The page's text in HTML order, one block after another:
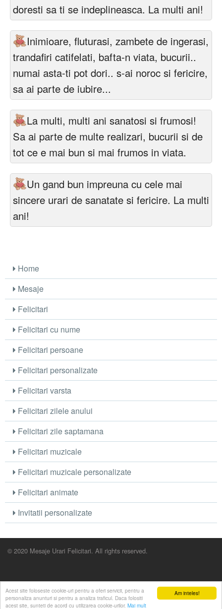
Am inteles!
Acest site foloseste cookie-uri pentru a oferi servicii, pentru a
personaliza anunturi si pentru a analiza traficul. Daca folositi
acest site, sunteti de acord cu utilizarea cookie-urilor. Mai mult
doresti sa ti se indeplineasca. La multi ani!
Inimioare, fluturasi, zambete de ingerasi,
trandafiri catifelati, bafta-n viata, bucurii..
numai asta-ti pot dori.. s-ai noroc si fericire,
sa ai parte de iubire...
La multi, multi ani sanatosi si frumosi!
Sa ai parte de multe realizari, bucurii si de
tot ce e mai bun si mai frumos in viata.
Un gand bun impreuna cu cele mai
sincere urari de sanatate si fericire. La multi
ani!
Home
Mesaje
Felicitari
Felicitari cu nume
Felicitari persoane
Felicitari personalizate
Felicitari varsta
Felicitari zilele anului
Felicitari zile saptamana
Felicitari muzicale
Felicitari muzicale personalizate
Felicitari animate
Invitatii personalizate
© 2020 Mesaje Urari Felicitari. All rights reserved.